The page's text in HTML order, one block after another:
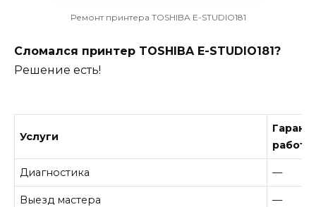
Ремонт принтера TOSHIBA E-STUDIO181
Сломался принтер TOSHIBA E-STUDIO181?
Решение есть!
Услуги
работу
Диагностика —
Выезд мастера —